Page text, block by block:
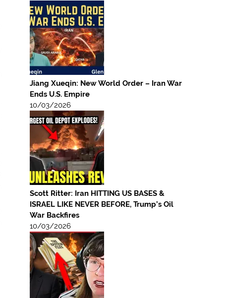
Jiang Xueqin: New World Order – Iran War
Ends U.S. Empire
10/03/2026
Scott Ritter: Iran HITTING US BASES &
ISRAEL LIKE NEVER BEFORE, Trump’s Oil
War Backfires
10/03/2026